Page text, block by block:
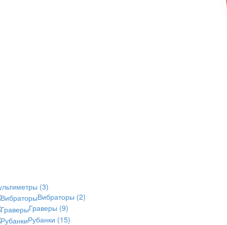
(3)
Вибраторы (2)
Граверы (9)
Рубанки (15)